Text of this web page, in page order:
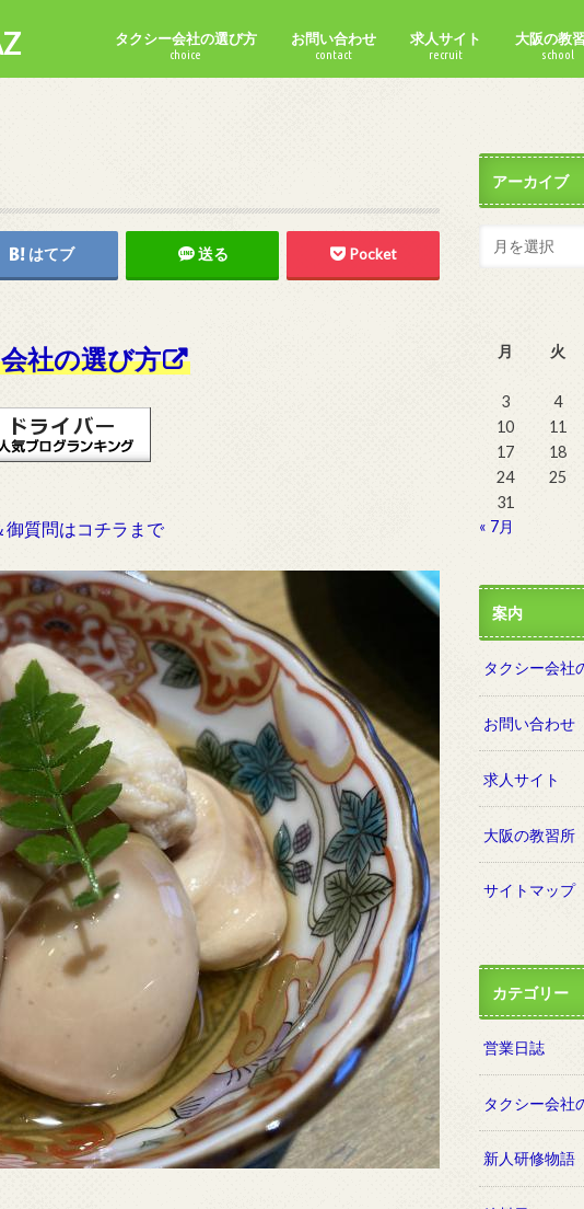
タクシー会社の選び方
choice
お問い合わせ
contact
求人サイト
recruit
大阪の教
school
はてブ 送る Pocket
社の選び方
御質問はコチラまで
アーカイブ
月
火
3
4
10
11
17
18
24
25
31
« 7月
案内
タクシー会社
お問い合わせ
求人サイト
大阪の教習所
サイトマップ
カテゴリー
営業日誌
タクシー会社
新人研修物語